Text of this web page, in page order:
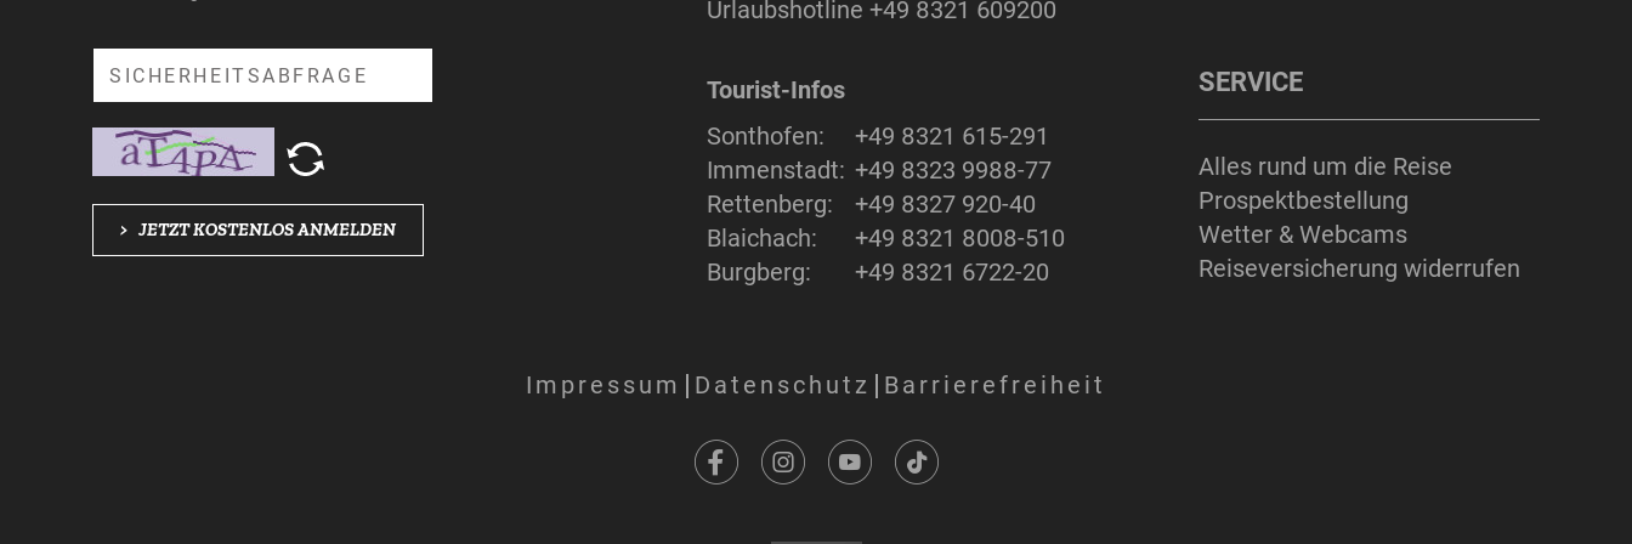
Suche
> JETZT KOSTENLOS ANMELDEN
Urlaubshotline+49 8321 609200
Tourist-Infos
Sonthofen:
+49 8321 615-291
Immenstadt: +49 8323 9988-77
Rettenberg:
+49 8327 920-40
Blaichach:
+49 8321 8008-510
Burgberg:
+49 8321 6722-20
SERVICE
Alles rund um die Reise
Prospektbestellung
Wetter & Webcams
Reiseversicherung widerrufen
Impressum Datenschutz Barrierefreiheit